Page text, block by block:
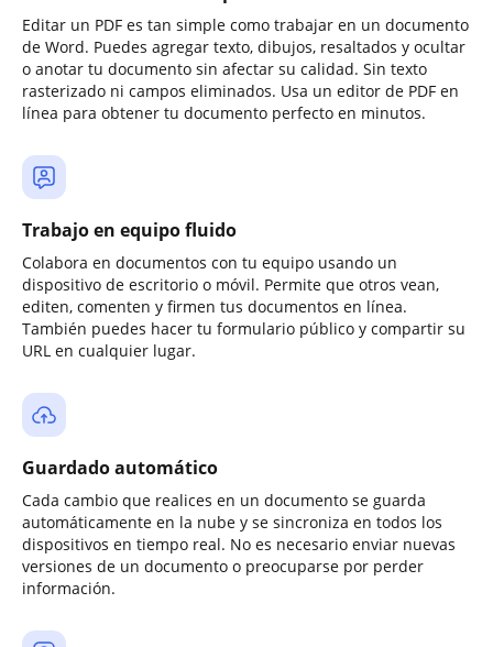
Editar un PDF es tan simple como trabajar en un documento
de Word. Puedes agregar texto, dibujos, resaltados y ocultar
o anotar tu documento sin afectar su calidad. Sin texto
rasterizado ni campos eliminados. Usa un editor de PDF en
línea para obtener tu documento perfecto en minutos.
Trabajo en equipo fluido
Colabora en documentos con tu equipo usando un
dispositivo de escritorio o móvil. Permite que otros vean,
editen, comenten y firmen tus documentos en línea.
También puedes hacer tu formulario público y compartir su
URL en cualquier lugar.
Guardado automático
Cada cambio que realices en un documento se guarda
automáticamente en la nube y se sincroniza en todos los
dispositivos en tiempo real. No es necesario enviar nuevas
versiones de un documento o preocuparse por perder
información.